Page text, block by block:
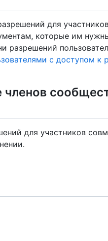
для
которые им
разрешений
с доступом к
для участников